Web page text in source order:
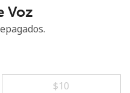
Inicia sesión →
Voz
⁦$10⁩